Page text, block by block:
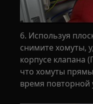
6. Используя
снимите хомуты,
корпусе клапана
что хомуты
время повторной